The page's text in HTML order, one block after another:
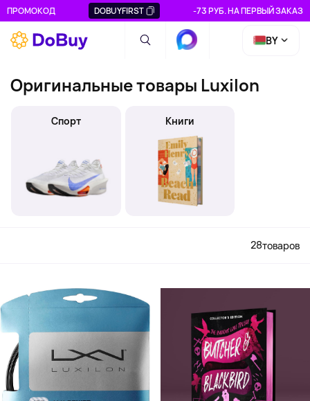
ПРОМОКОД DOBUYFIRST -73 РУБ. НА ПЕРВЫЙ ЗАКАЗ
BY
Оригинальные товары Luxilon
Спорт Книги
28товаров